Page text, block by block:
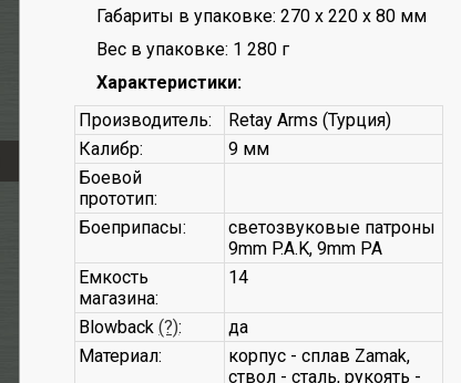
Габариты в упаковке: 270 x 220 x 80 мм
Вес в упаковке: 1 280 г
Характеристики:
Производитель:
Retay Arms (Турция)
Калибр:
9 мм
Боевой
прототип:
Боеприпасы:
светозвуковые патроны
9mm P.A.K, 9mm PA
Емкость
магазина:
14
Blowback(?):
да
Материал:
корпус - сплав Zamak,
ствол - сталь, рукоять -